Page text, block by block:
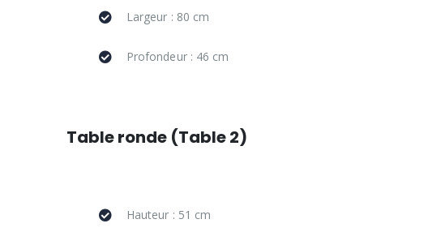
Largeur : 80 cm
Profondeur : 46 cm
Table ronde (Table 2)
Hauteur : 51 cm